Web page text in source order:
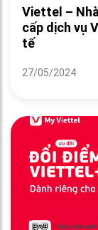
Viettel –
cấp dịch vụ
tế
27/05/2024